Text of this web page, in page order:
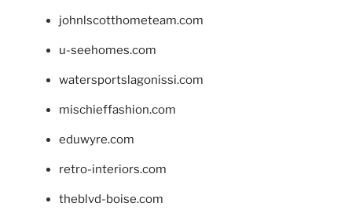
johnlscotthometeam.com
u-seehomes.com
watersportslagonissi.com
mischieffashion.com
eduwyre.com
retro-interiors.com
theblvd-boise.com